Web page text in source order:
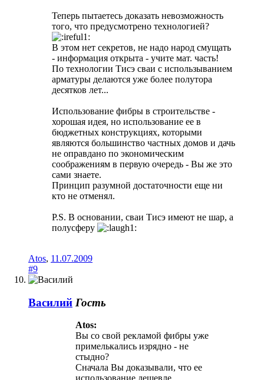
Теперь пытаетесь доказать невозможность
того, что предусмотрено технологией?
В этом нет секретов, не надо народ смущать
- информация открыта - учите мат. часть!
По технологии Тисэ сваи с использыванием
арматуры делаются уже более полутора
десятков лет...
Использование фибры в строительстве -
хорошая идея, но использование ее в
бюджетных конструкциях, которыми
являются большинство частных домов и дачь
не оправдано по экономическим
соображениям в первую очередь - Вы же это
сами знаете.
Принцип разумной достаточности еще ни
кто не отменял.
P.S. В основании, сваи Тисэ имеют не шар, а
полусферу
Atos, 11.07.2009
#9
Василий Гость
Atos:
Вы со свой рекламой фибры уже
примелькались изрядно - не
стыдно?
Сначала Вы доказывали, что ее